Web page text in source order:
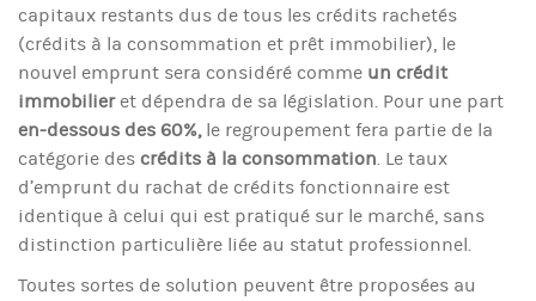
capitaux restants dus de tous les crédits rachetés
(crédits à la consommation et prêt immobilier), le
nouvel emprunt sera considéré comme un crédit
immobilieret dépendra de sa législation. Pour une part
en-dessous des 60%,le regroupement fera partie de la
catégorie des crédits à la consommation. Le taux
d’emprunt du rachat de crédits fonctionnaire est
identique à celui qui est pratiqué sur le marché, sans
distinction particulière liée au statut professionnel.
Toutes sortes de solution peuvent être proposées au